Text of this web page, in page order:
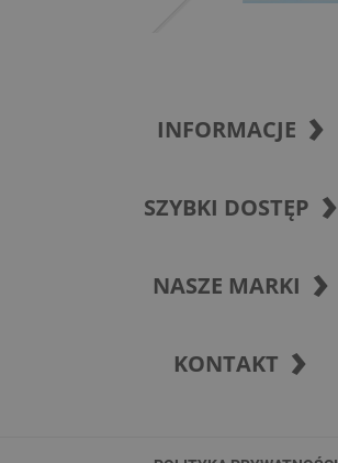
INFORMACJE
SZYBKI DOSTĘP
NASZE MARKI
KONTAKT